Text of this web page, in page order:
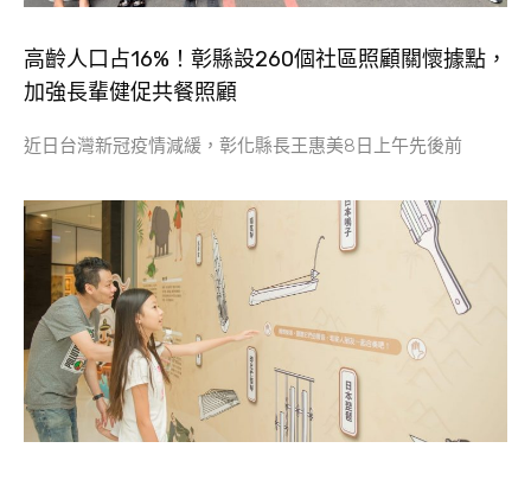
高齡人口占16%！彰縣設260個社區照顧關懷據點，
加強長輩健促共餐照顧
近日台灣新冠疫情減緩，彰化縣長王惠美8日上午先後前